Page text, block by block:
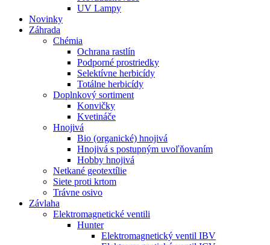
UV Lampy
Novinky
Záhrada
Chémia
Ochrana rastlín
Podporné prostriedky
Selektívne herbicídy
Totálne herbicídy
Doplnkový sortiment
Konvičky
Kvetináče
Hnojivá
Bio (organické) hnojivá
Hnojivá s postupným uvoľňovaním
Hobby hnojivá
Netkané geotextílie
Siete proti krtom
Trávne osivo
Závlaha
Elektromagnetické ventili
Hunter
Elektromagnetický ventil IBV